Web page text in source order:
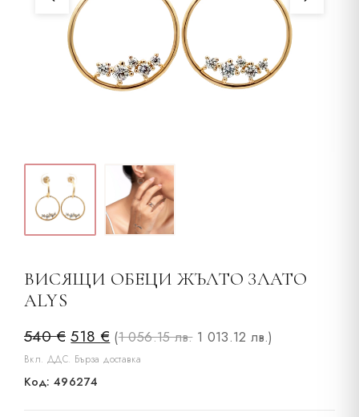
ВИСЯЩИ ОБЕЦИ ЖЪЛТО ЗЛАТО
ALYS
540€ Original
price
was:
518 € Текущата
цена
(1 056.15 лв. 1 013.12 лв.)
Вкл. ДДС. Бърза доставка
Код: 496274